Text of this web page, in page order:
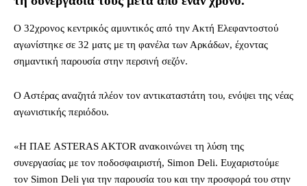
Ο 32χρονος κεντρικός αμυντικός από την Ακτή Ελεφαντοστού
αγωνίστηκε σε 32 ματς με τη φανέλα των Αρκάδων, έχοντας
σημαντική παρουσία στην περσινή σεζόν.
Ο Αστέρας αναζητά πλέον τον αντικαταστάτη του, ενόψει της νέας
αγωνιστικής περιόδου.
«Η ΠΑΕ ASTERAS AKTOR ανακοινώνει τη λύση της
συνεργασίας με τον ποδοσφαιριστή, Simon Deli. Ευχαριστούμε
τον Simon Deli για την παρουσία του και την προσφορά του στην